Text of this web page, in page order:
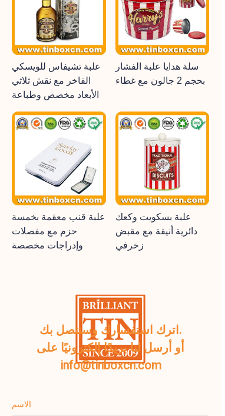
علبة تشيفاس للويسكي
الفاخر مع نقش ثلاثي
الأبعاد مخصص وطباعة
سلة هدايا علبة الفشار
بحجم 2 جالون مع غطاء
علبة قنب معقمة بخمسة
حزم مع مفصلات
وإدراجات مخصصة
علبة بسكويت وكعك
دائرية أنيقة مع مقبض
زخرفي
اترك استفسارك وسنتصل بك.
أو أرسل لنا بريدًا إلكترونيًا على
info@tinboxcn.com
الاسم